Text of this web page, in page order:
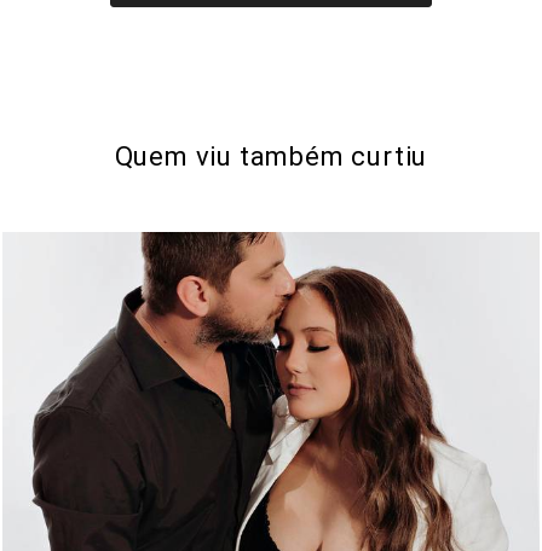
Quem viu também curtiu
490